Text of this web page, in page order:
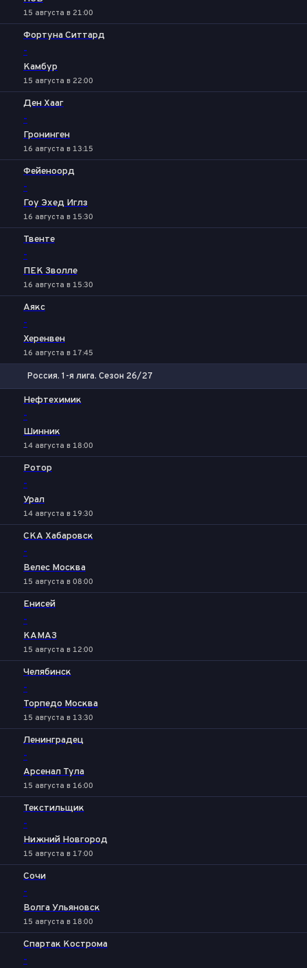
15 августа в 21:00
Фортуна Ситтард
-
Камбур
15 августа в 22:00
Ден Хааг
-
Гронинген
16 августа в 13:15
Фейеноорд
-
Гоу Эхед Иглз
16 августа в 15:30
Твенте
-
ПЕК Зволле
16 августа в 15:30
Аякс
-
Херенвен
16 августа в 17:45
Россия. 1-я лига. Сезон 26/27
Нефтехимик
-
Шинник
14 августа в 18:00
Ротор
-
Урал
14 августа в 19:30
СКА Хабаровск
-
Велес Москва
15 августа в 08:00
Енисей
-
КАМАЗ
15 августа в 12:00
Челябинск
-
Торпедо Москва
15 августа в 13:30
Ленинградец
-
Арсенал Тула
15 августа в 16:00
Текстильщик
-
Нижний Новгород
15 августа в 17:00
Сочи
-
Волга Ульяновск
15 августа в 18:00
Спартак Кострома
-